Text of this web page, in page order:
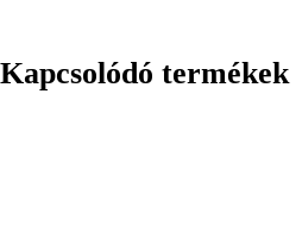
Kapcsolódó termékek